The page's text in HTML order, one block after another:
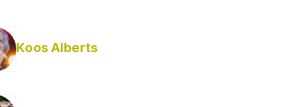
Koos Alberts